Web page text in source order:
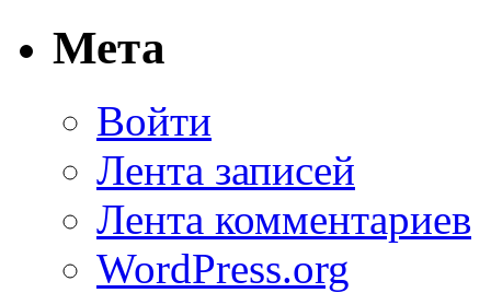
Мета
Войти
Лента записей
Лента комментариев
WordPress.org